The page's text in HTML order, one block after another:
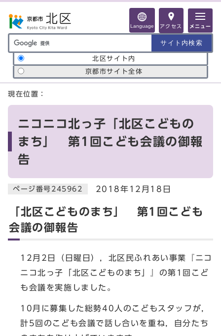
Language アクセス メニュー
サイト内検索の範囲
北区サイト内
京都市サイト全体
ここから本文です
現在位置：
ニコニコ北っ子「北区こどもの
まち」 第1回こども会議の御報
告
ページ番号245962 2018年12月18日
「北区こどものまち」 第1回こども
会議の御報告
12月2日（日曜日），北区民ふれあい事業『ニコ
ニコ北っ子「北区こどものまち」』の第1回こど
も会議を実施しました。
10月に募集した総勢40人のこどもスタッフが，
計5回のこども会議で話し合いを重ね，自分たち